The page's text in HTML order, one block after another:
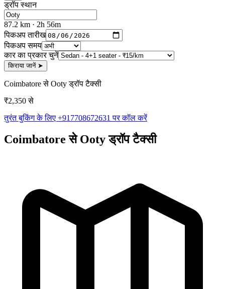
ड्रॉप स्थान
87.2 km · 2h 56m
पिकअप तारीख
पिकअप समय
कार का प्रकार चुनें
किराया जानें➤
Coimbatore से Ooty ड्रॉप टैक्सी
₹2,350 से
तुरंत बुकिंग के लिए +917708672631 पर कॉल करें
Coimbatore से Ooty ड्रॉप टैक्सी